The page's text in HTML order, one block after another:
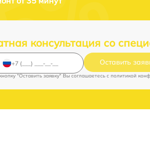
консультация со
Оставить
"Оставить заявку" Вы соглашаетесь c политикой